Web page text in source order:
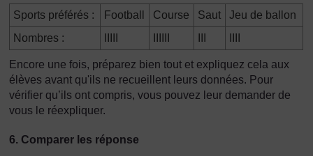
Sports préférés : Football Course Saut
Jeu de ballon
Nombres :
Encore une fois, préparez bien tout et expliquez cela aux
élèves avant qu'ils ne recueillent leurs données. Pour
vérifier qu’ils ont compris, vous pouvez leur demander de
vous le réexpliquer.
6. Comparer les réponse